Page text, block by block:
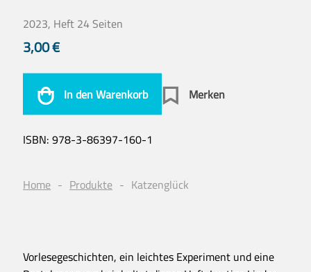
2023, Heft 24 Seiten
3,00€
In den Warenkorb Merken
ISBN:978-3-86397-160-1
Home Produkte Katzenglück
Vorlesegeschichten, ein leichtes Experiment und eine